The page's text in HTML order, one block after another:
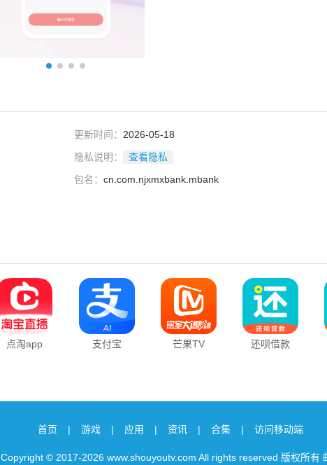
更新时间： 2026-05-18
隐私说明：
查看隐私
包名： cn.com.njxmxbank.mbank
点淘app 支付宝 芒果TV 还呗借款
首页 | 游戏 | 应用 | 资讯 | 合集 | 访问移动端
Copyright © 2017-2026 www.shouyoutv.com All rights reserved 版权所有